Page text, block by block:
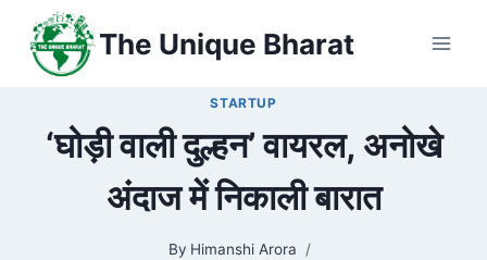
content
The Unique Bharat
STARTUP
‘घोड़ी वाली दुल्हन’ वायरल, अनोखे
अंदाज में निकाली बारात
By Himanshi Arora